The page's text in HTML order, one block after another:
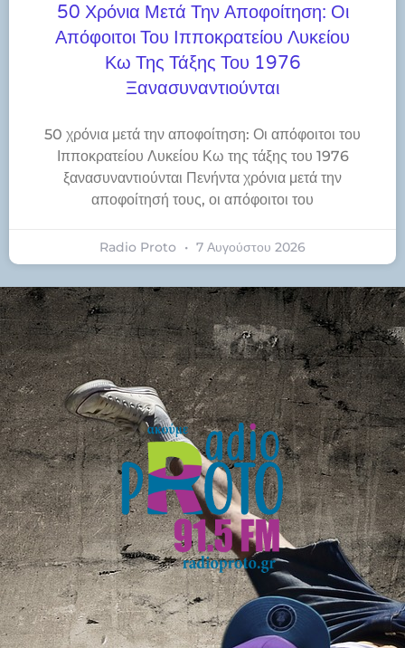
50 Χρόνια Μετά Την Αποφοίτηση: Οι
Απόφοιτοι Του Ιπποκρατείου Λυκείου
Κω Της Τάξης Του 1976
Ξανασυναντιούνται
50 χρόνια μετά την αποφοίτηση: Οι απόφοιτοι του
Ιπποκρατείου Λυκείου Κω της τάξης του 1976
ξανασυναντιούνται Πενήντα χρόνια μετά την
αποφοίτησή τους, οι απόφοιτοι του
Radio Proto 7 Αυγούστου 2026